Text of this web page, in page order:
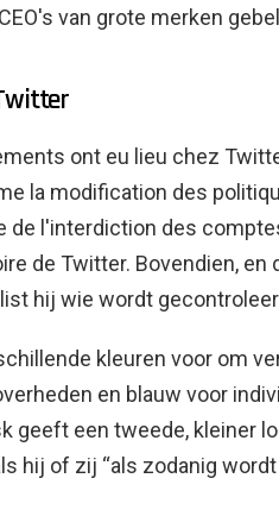
van grote merken
ont eu lieu chez
la modification des
de l'interdiction des
de Twitter. Bovendien,
hij wie wordt
kleuren voor om
en blauw voor
geeft een tweede, kleiner
hij of zij “als zodanig